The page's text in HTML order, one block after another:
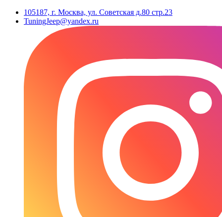
105187, г. Москва, ул. Советская д.80 стр.23
TuningJeep@yandex.ru